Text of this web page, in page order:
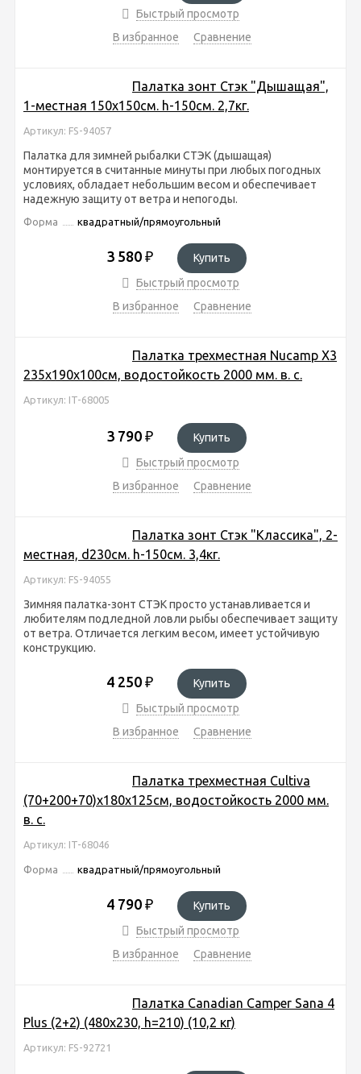
Быстрый просмотр
В избранное
Сравнение
Палатка зонт Стэк "Дышащая",
1-местная 150х150см. h-150см. 2,7кг.
Артикул: FS-94057
Палатка для зимней рыбалки СТЭК (дышащая)
монтируется в считанные минуты при любых погодных
условиях, обладает небольшим весом и обеспечивает
надежную защиту от ветра и непогоды.
Форма квадратный/прямоугольный
3 580 ₽
Купить
Быстрый просмотр
В избранное
Сравнение
Палатка трехместная Nucamp X3
235х190х100см, водостойкость 2000 мм. в. с.
Артикул: IT-68005
3 790 ₽
Купить
Быстрый просмотр
В избранное
Сравнение
Палатка зонт Стэк "Классика", 2-
местная, d230см. h-150см. 3,4кг.
Артикул: FS-94055
Зимняя палатка-зонт СТЭК просто устанавливается и
любителям подледной ловли рыбы обеспечивает защиту
от ветра. Отличается легким весом, имеет устойчивую
конструкцию.
4 250 ₽
Купить
Быстрый просмотр
В избранное
Сравнение
Палатка трехместная Cultiva
(70+200+70)х180х125см, водостойкость 2000 мм.
в. с.
Артикул: IT-68046
Форма квадратный/прямоугольный
4 790 ₽
Купить
Быстрый просмотр
В избранное
Сравнение
Палатка Canadian Camper Sana 4
Plus (2+2) (480x230, h=210) (10,2 кг)
Артикул: FS-92721